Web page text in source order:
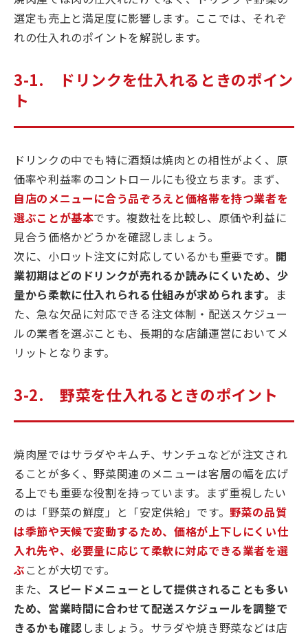
選定も売上と満足度に影響します。ここでは、それぞ
れの仕入れのポイントを解説します。
3-1. ドリンクを仕入れるときのポイン
ト
ドリンクの中でも特に酒類は焼肉との相性がよく、原
価率や利益率のコントロールにも役立ちます。まず、
自店のメニューに合う品ぞろえと価格帯を持つ業者を
選ぶことが基本です。複数社を比較し、原価や利益に
見合う価格かどうかを確認しましょう。
次に、小ロット注文に対応しているかも重要です。 開
業初期はどのドリンクが売れるか読みにくいため、少
量から柔軟に仕入れられる仕組みが求められます。 ま
た、急な欠品に対応できる注文体制・配送スケジュー
ルの業者を選ぶことも、長期的な店舗運営においてメ
リットとなります。
3-2. 野菜を仕入れるときのポイント
焼肉屋ではサラダやキムチ、サンチュなどが注文され
ることが多く、野菜関連のメニューは客層の幅を広げ
る上でも重要な役割を持っています。まず重視したい
のは「野菜の鮮度」と「安定供給」です。野菜の品質
は季節や天候で変動するため、価格が上下しにくい仕
入れ先や、必要量に応じて柔軟に対応できる業者を選
ぶ ことが大切です。
また、 スピードメニューとして提供されることも多い
ため、営業時間に合わせて配送スケジュールを調整で
きるかも確認しましょう。サラダや焼き野菜などは店